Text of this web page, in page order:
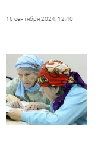
16 сентября 2024, 12:40